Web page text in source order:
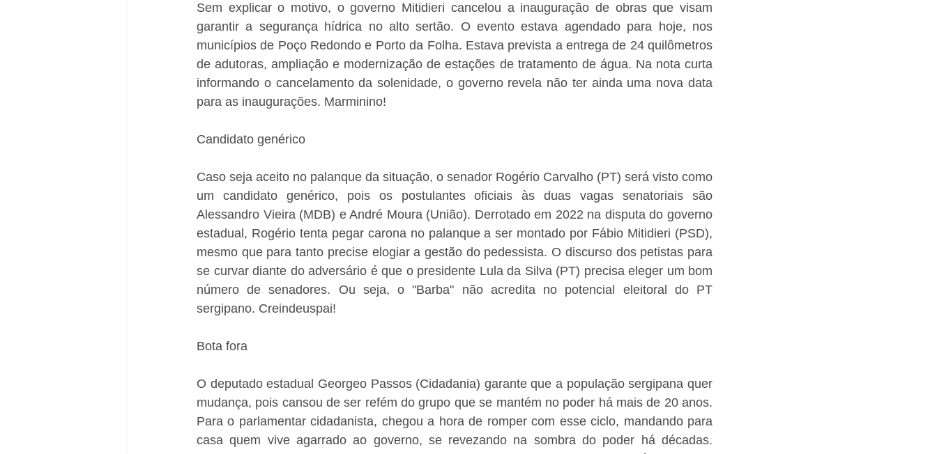
Sem explicar o motivo, o governo Mitidieri cancelou a inauguração de obras que visam
garantir a segurança hídrica no alto sertão. O evento estava agendado para hoje, nos
municípios de Poço Redondo e Porto da Folha. Estava prevista a entrega de 24 quilômetros
de adutoras, ampliação e modernização de estações de tratamento de água. Na nota curta
informando o cancelamento da solenidade, o governo revela não ter ainda uma nova data
para as inaugurações. Marminino!
Candidato genérico
Caso seja aceito no palanque da situação, o senador Rogério Carvalho (PT) será visto como
um candidato genérico, pois os postulantes oficiais às duas vagas senatoriais são
Alessandro Vieira (MDB) e André Moura (União). Derrotado em 2022 na disputa do governo
estadual, Rogério tenta pegar carona no palanque a ser montado por Fábio Mitidieri (PSD),
mesmo que para tanto precise elogiar a gestão do pedessista. O discurso dos petistas para
se curvar diante do adversário é que o presidente Lula da Silva (PT) precisa eleger um bom
número de senadores. Ou seja, o "Barba" não acredita no potencial eleitoral do PT
sergipano. Creindeuspai!
Bota fora
O deputado estadual Georgeo Passos (Cidadania) garante que a população sergipana quer
mudança, pois cansou de ser refém do grupo que se mantém no poder há mais de 20 anos.
Para o parlamentar cidadanista, chegou a hora de romper com esse ciclo, mandando para
casa quem vive agarrado ao governo, se revezando na sombra do poder há décadas.